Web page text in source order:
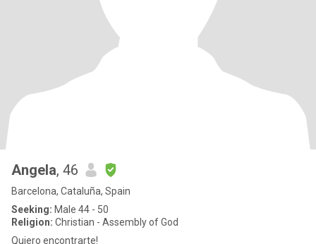
Angela, 46
Barcelona, Cataluña, Spain
Seeking: Male 44 - 50
Religion: Christian - Assembly of God
Quiero encontrarte!